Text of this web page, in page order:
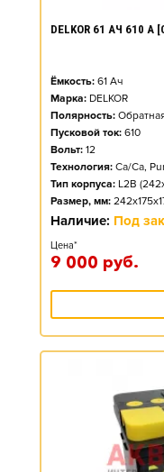
DELKOR 61 АЧ 610
Ёмкость: 61 Ач
Марка: DELKOR
Полярность:
Пусковой ток: 610
Вольт: 12
Технология: Ca/Ca,
Тип корпуса: L2B
Размер, мм:
Наличие: Под
Цена*
9 000 руб.